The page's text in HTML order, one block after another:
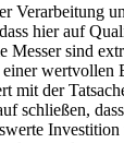
Verarbeitung
hier auf
Messer sind
einer wertvollen
mit der
schließen,